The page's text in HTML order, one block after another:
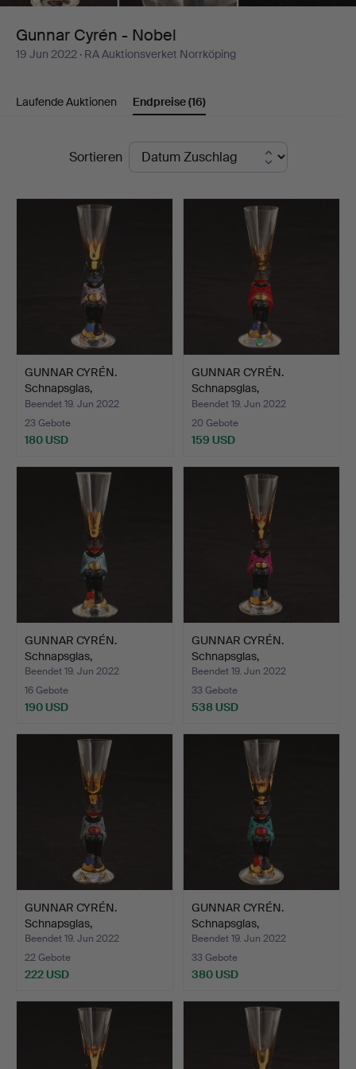
Gunnar Cyrén - Nobel
19 Jun 2022 · RA Auktionsverket Norrköping
Laufende Auktionen Endpreise(16)
EndpreiseSortieren
GUNNAR CYRÉN.
Schnapsglas,
"Nobelservisen"…
Beendet 19. Jun 2022
23 Gebote
180 USD
GUNNAR CYRÉN.
Schnapsglas,
"Nobelservisen"…
Beendet 19. Jun 2022
20 Gebote
159 USD
GUNNAR CYRÉN.
Schnapsglas,
"Nobelservisen"…
Beendet 19. Jun 2022
16 Gebote
190 USD
GUNNAR CYRÉN.
Schnapsglas,
"Nobelservisen"…
Beendet 19. Jun 2022
33 Gebote
538 USD
GUNNAR CYRÉN.
Schnapsglas,
"Nobelservisen"…
Beendet 19. Jun 2022
22 Gebote
222 USD
GUNNAR CYRÉN.
Schnapsglas,
"Nobelservisen"…
Beendet 19. Jun 2022
33 Gebote
380 USD